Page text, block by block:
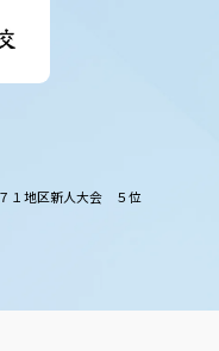
１地区新人大会 ５位